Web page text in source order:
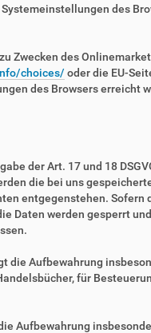
des
Zwecken des
choices/ oder die EU-
des Browsers
der Art. 17 und 18
die bei uns
entgegenstehen.
Daten werden gesperrt
Aufbewahrung
für
Aufbewahrung